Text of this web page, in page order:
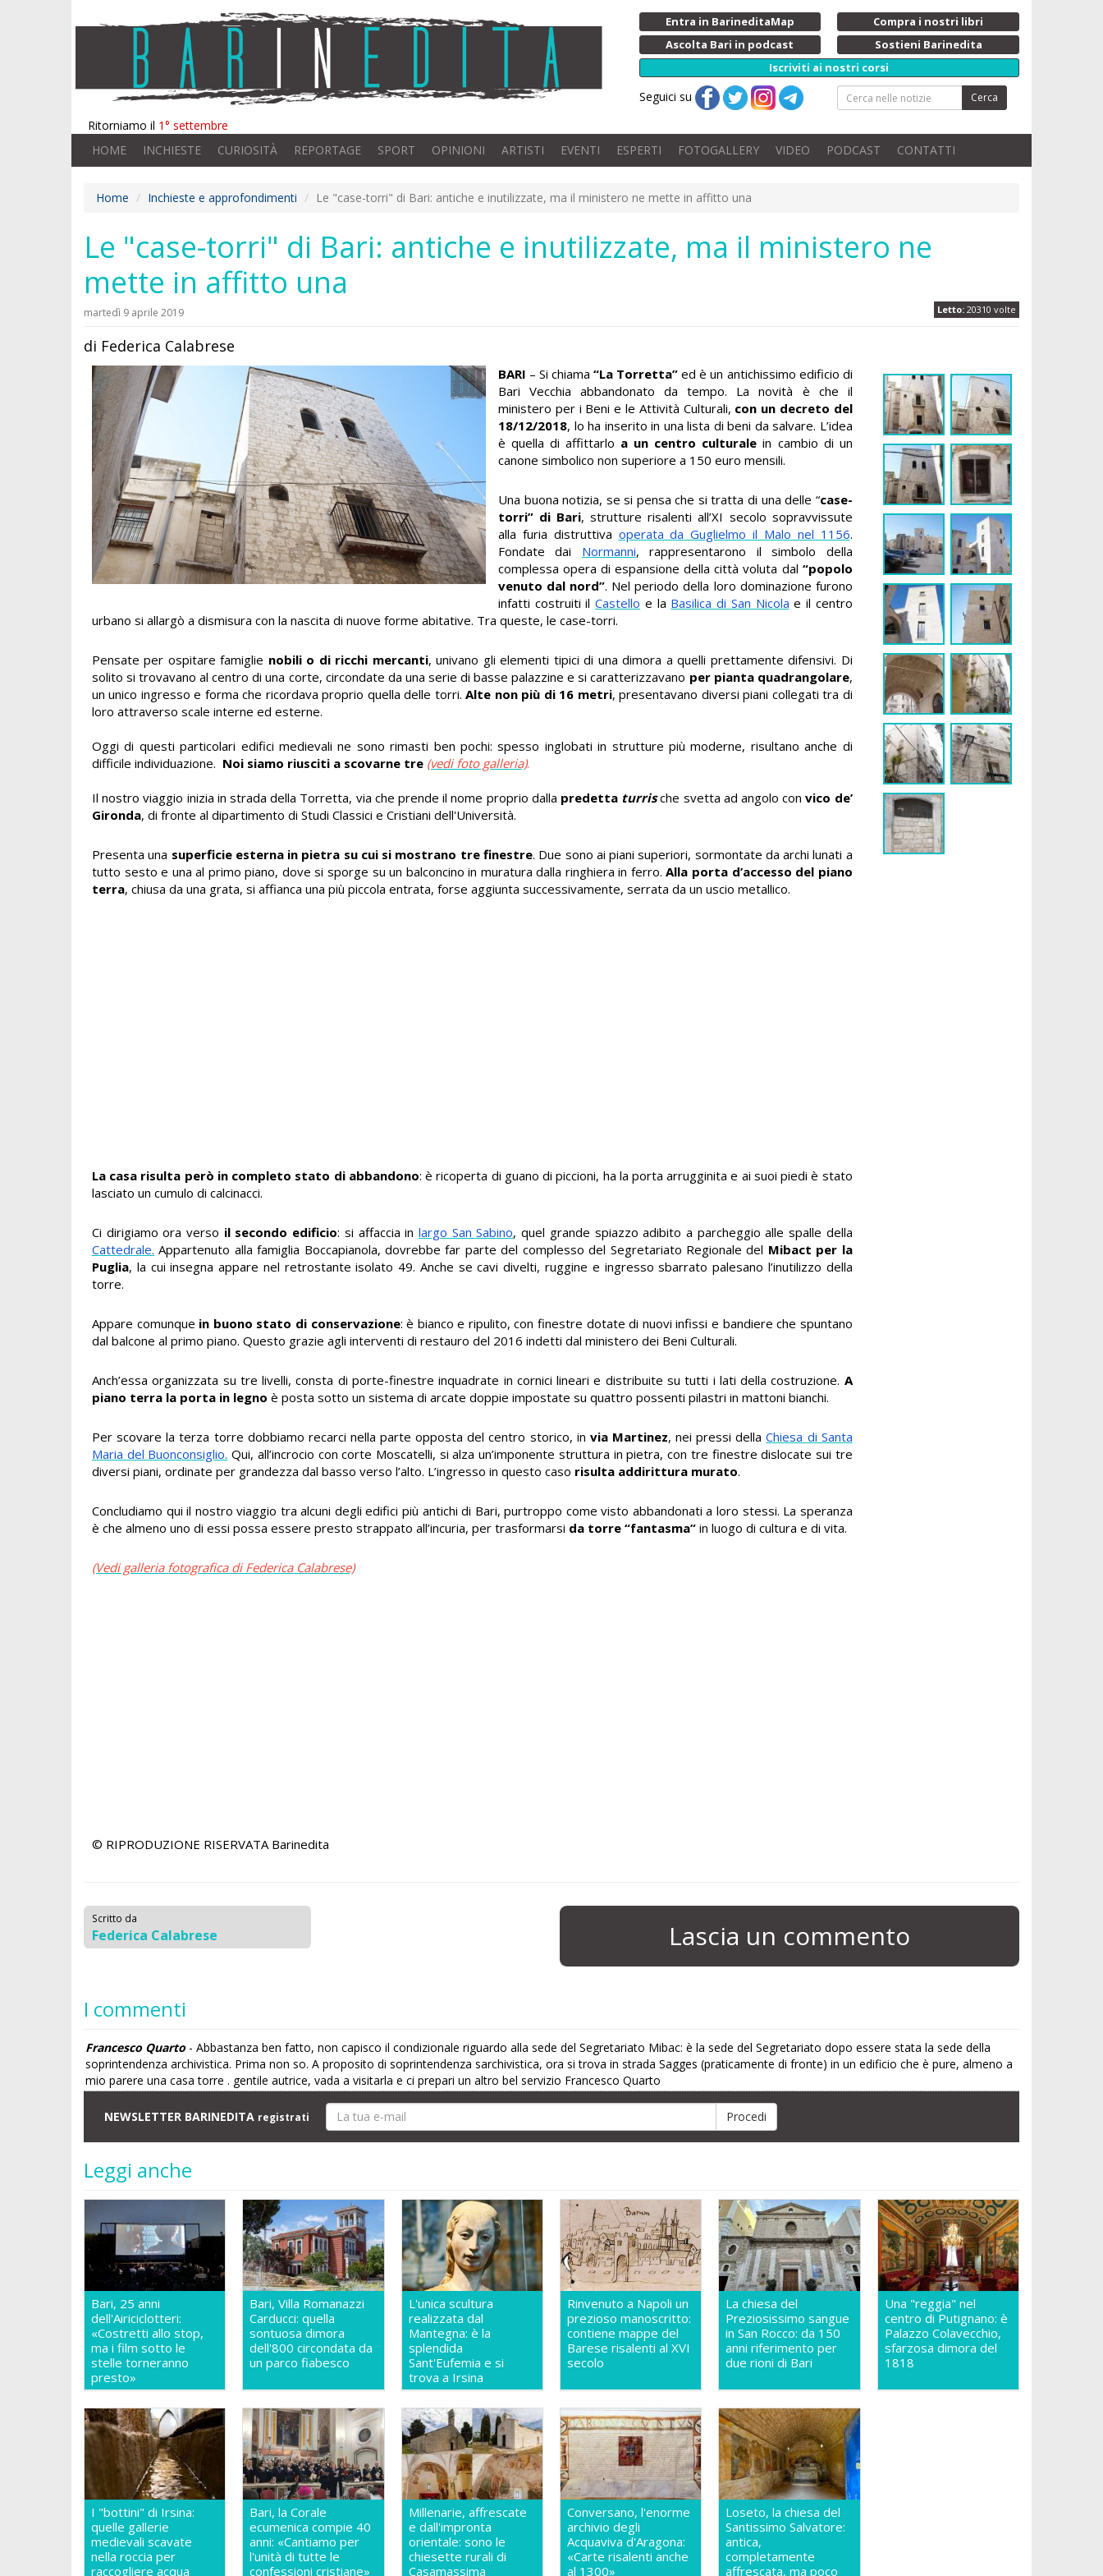
Ritorniamo il 1° settembre
Entra in BarineditaMap
Compra i nostri libri
Ascolta Bari in podcast
Sostieni Barinedita
Iscriviti ai nostri corsi
Seguici su Cerca
HOME INCHIESTE CURIOSITÀ REPORTAGE SPORT OPINIONI ARTISTI EVENTI ESPERTI FOTOGALLERY VIDEO PODCAST CONTATTI
Home Inchieste e approfondimenti Le "case-torri" di Bari: antiche e inutilizzate, ma il ministero ne mette in affitto una
Le "case-torri" di Bari: antiche e inutilizzate, ma il ministero ne
mette in affitto una
Letto: 20310 volte
martedì 9 aprile 2019
di Federica Calabrese
BARI – Si chiama“La Torretta” ed è un antichissimo edificio di
Bari Vecchia abbandonato da tempo. La novità è che il
ministero per i Beni e le Attività Culturali, con un decreto del
18/12/2018, lo ha inserito in una lista di beni da salvare. L’idea
è quella di affittarlo a un centro culturale in cambio di un
canone simbolico non superiore a 150 euro mensili.
Una buona notizia, se si pensa che si tratta di una delle “case-
torri” di Bari, strutture risalenti all’XI secolo sopravvissute
alla furia distruttiva operata da Guglielmo il Malo nel 1156.
Fondate dai Normanni, rappresentarono il simbolo della
complessa opera di espansione della città voluta dal “popolo
venuto dal nord”. Nel periodo della loro dominazione furono
infatti costruiti ilCastello e la Basilica di San Nicola e il centro
urbano si allargò a dismisura con la nascita di nuove forme abitative. Tra queste, le case-torri.
Pensate per ospitare famiglie nobili o di ricchi mercanti, univano gli elementi tipici di una dimora a quelli prettamente difensivi. Di
solito si trovavano al centro di una corte, circondate da una serie di basse palazzine e si caratterizzavano per pianta quadrangolare,
un unico ingresso e forma che ricordava proprio quella delle torri.Alte non più di 16 metri, presentavano diversi piani collegati tra di
loro attraverso scale interne ed esterne.
Oggi di questi particolari edifici medievali ne sono rimasti ben pochi: spesso inglobati in strutture più moderne, risultano anche di
difficile individuazione. Noi siamo riusciti a scovarne tre (vedi foto galleria).
Il nostro viaggio inizia in strada della Torretta, via che prende il nome proprio dalla predetta turrische svetta ad angolo convico de’
Gironda, di fronte al dipartimento di Studi Classici e Cristiani dell'Università.
Presenta una superficie esterna in pietra su cui si mostrano tre finestre. Due sono ai piani superiori, sormontate da archi lunati a
tutto sesto e una al primo piano, dove si sporge su un balconcino in muratura dalla ringhiera in ferro.Alla porta d’accesso del piano
terra, chiusa da una grata, si affianca una più piccola entrata, forse aggiunta successivamente, serrata da un uscio metallico.
La casa risulta però in completo stato di abbandono: è ricoperta di guano di piccioni, ha la porta arrugginita e ai suoi piedi è stato
lasciato un cumulo di calcinacci.
Ci dirigiamo ora verso il secondo edificio: si affaccia in largo San Sabino, quel grande spiazzo adibito a parcheggio alle spalle della
Cattedrale. Appartenuto alla famiglia Boccapianola, dovrebbe far parte del complesso del Segretariato Regionale del Mibact per la
Puglia, la cui insegna appare nel retrostante isolato 49. Anche se cavi divelti, ruggine e ingresso sbarrato palesano l’inutilizzo della
torre.
Appare comunque in buono stato di conservazione: è bianco e ripulito, con finestre dotate di nuovi infissi e bandiere che spuntano
dal balcone al primo piano. Questo grazie agli interventi di restauro del 2016 indetti dal ministero dei Beni Culturali.
Anch’essa organizzata su tre livelli, consta di porte-finestre inquadrate in cornici lineari e distribuite su tutti i lati della costruzione. A
piano terra la porta in legno è posta sotto un sistema di arcate doppie impostate su quattro possenti pilastri in mattoni bianchi.
Per scovare la terza torre dobbiamo recarci nella parte opposta del centro storico, in via Martinez, nei pressi dellaChiesa di Santa
Maria del Buonconsiglio. Qui, all’incrocio con corte Moscatelli, si alza un’imponente struttura in pietra, con tre finestre dislocate sui tre
diversi piani, ordinate per grandezza dal basso verso l’alto. L’ingresso in questo caso risulta addirittura murato.
Concludiamo qui il nostro viaggio tra alcuni degli edifici più antichi di Bari, purtroppo come visto abbandonati a loro stessi. La speranza
è che almeno uno di essi possa essere presto strappato all’incuria, per trasformarsi da torre “fantasma” in luogo di cultura e di vita.
(Vedi galleria fotografica di Federica Calabrese)
© RIPRODUZIONE RISERVATA Barinedita
Scritto da
Federica Calabrese Lascia un commento
I commenti
Francesco Quarto- Abbastanza ben fatto, non capisco il condizionale riguardo alla sede del Segretariato Mibac: è la sede del Segretariato dopo essere stata la sede della
soprintendenza archivistica. Prima non so. A proposito di soprintendenza sarchivistica, ora si trova in strada Sagges (praticamente di fronte) in un edificio che è pure, almeno a
mio parere una casa torre . gentile autrice, vada a visitarla e ci prepari un altro bel servizio Francesco Quarto
NEWSLETTER BARINEDITA registrati
Leggi anche
Bari, 25 anni
dell'Airiciclotteri:
«Costretti allo stop,
ma i film sotto le
stelle torneranno
presto»
Bari, Villa Romanazzi
Carducci: quella
sontuosa dimora
dell'800 circondata da
un parco fiabesco
L'unica scultura
realizzata dal
Mantegna: è la
splendida
Sant'Eufemia e si
trova a Irsina
Rinvenuto a Napoli un
prezioso manoscritto:
contiene mappe del
Barese risalenti al XVI
secolo
La chiesa del
Preziosissimo sangue
in San Rocco: da 150
anni riferimento per
due rioni di Bari
Una "reggia" nel
centro di Putignano: è
Palazzo Colavecchio,
sfarzosa dimora del
1818
I "bottini" di Irsina:
quelle gallerie
medievali scavate
nella roccia per
raccogliere acqua
Bari, la Corale
ecumenica compie 40
anni: «Cantiamo per
l'unità di tutte le
confessioni cristiane»
Millenarie, affrescate
e dall'impronta
orientale: sono le
chiesette rurali di
Casamassima
Conversano, l'enorme
archivio degli
Acquaviva d'Aragona:
«Carte risalenti anche
al 1300»
Loseto, la chiesa del
Santissimo Salvatore:
antica,
completamente
affrescata, ma poco